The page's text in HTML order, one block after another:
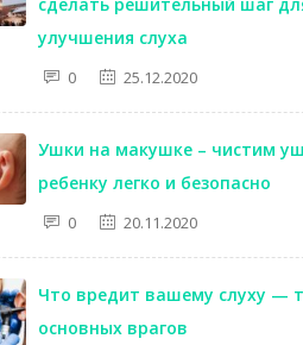
улучшения слуха
0 25.12.2020
Ушки на макушке – чистим
ребенку легко и безопасно
0 20.11.2020
Что вредит вашему слуху —
основных врагов